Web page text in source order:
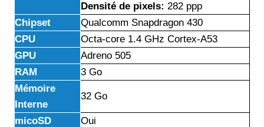
Densité de pixels: 282 ppp
Chipset
Qualcomm Snapdragon 430
CPU
Octa-core 1.4 GHz Cortex-A53
GPU
Adreno 505
RAM
3 Go
Mémoire
Interne
32 Go
micoSD
Oui